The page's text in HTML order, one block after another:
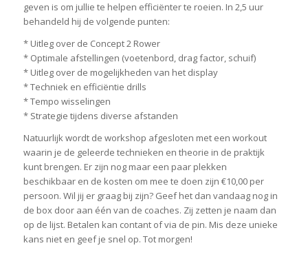
geven is om jullie te helpen efficiënter te roeien. In 2,5 uur
behandeld hij de volgende punten:
* Uitleg over de Concept 2 Rower
* Optimale afstellingen (voetenbord, drag factor, schuif)
* Uitleg over de mogelijkheden van het display
* Techniek en efficiëntie drills
* Tempo wisselingen
* Strategie tijdens diverse afstanden
Natuurlijk wordt de workshop afgesloten met een workout
waarin je de geleerde technieken en theorie in de praktijk
kunt brengen. Er zijn nog maar een paar plekken
beschikbaar en de kosten om mee te doen zijn €10,00 per
persoon. Wil jij er graag bij zijn? Geef het dan vandaag nog in
de box door aan één van de coaches. Zij zetten je naam dan
op de lijst. Betalen kan contant of via de pin. Mis deze unieke
kans niet en geef je snel op. Tot morgen!